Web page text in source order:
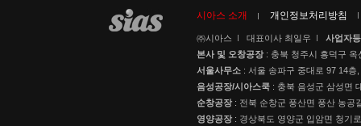
시아스 소개 개인정보처리방침
㈜시아스 대표이사 최일우
사업자
본사 및 오창공장 : 충북 청주시 흥덕구
서울사무소 : 서울 송파구 중대로 97 14층,
음성공장/시아스쿡 : 충북 음성군 삼성면
순창공장 : 전북 순창군 풍산면 풍산 농공
영양공장 : 경상북도 영양군 입암면 청기